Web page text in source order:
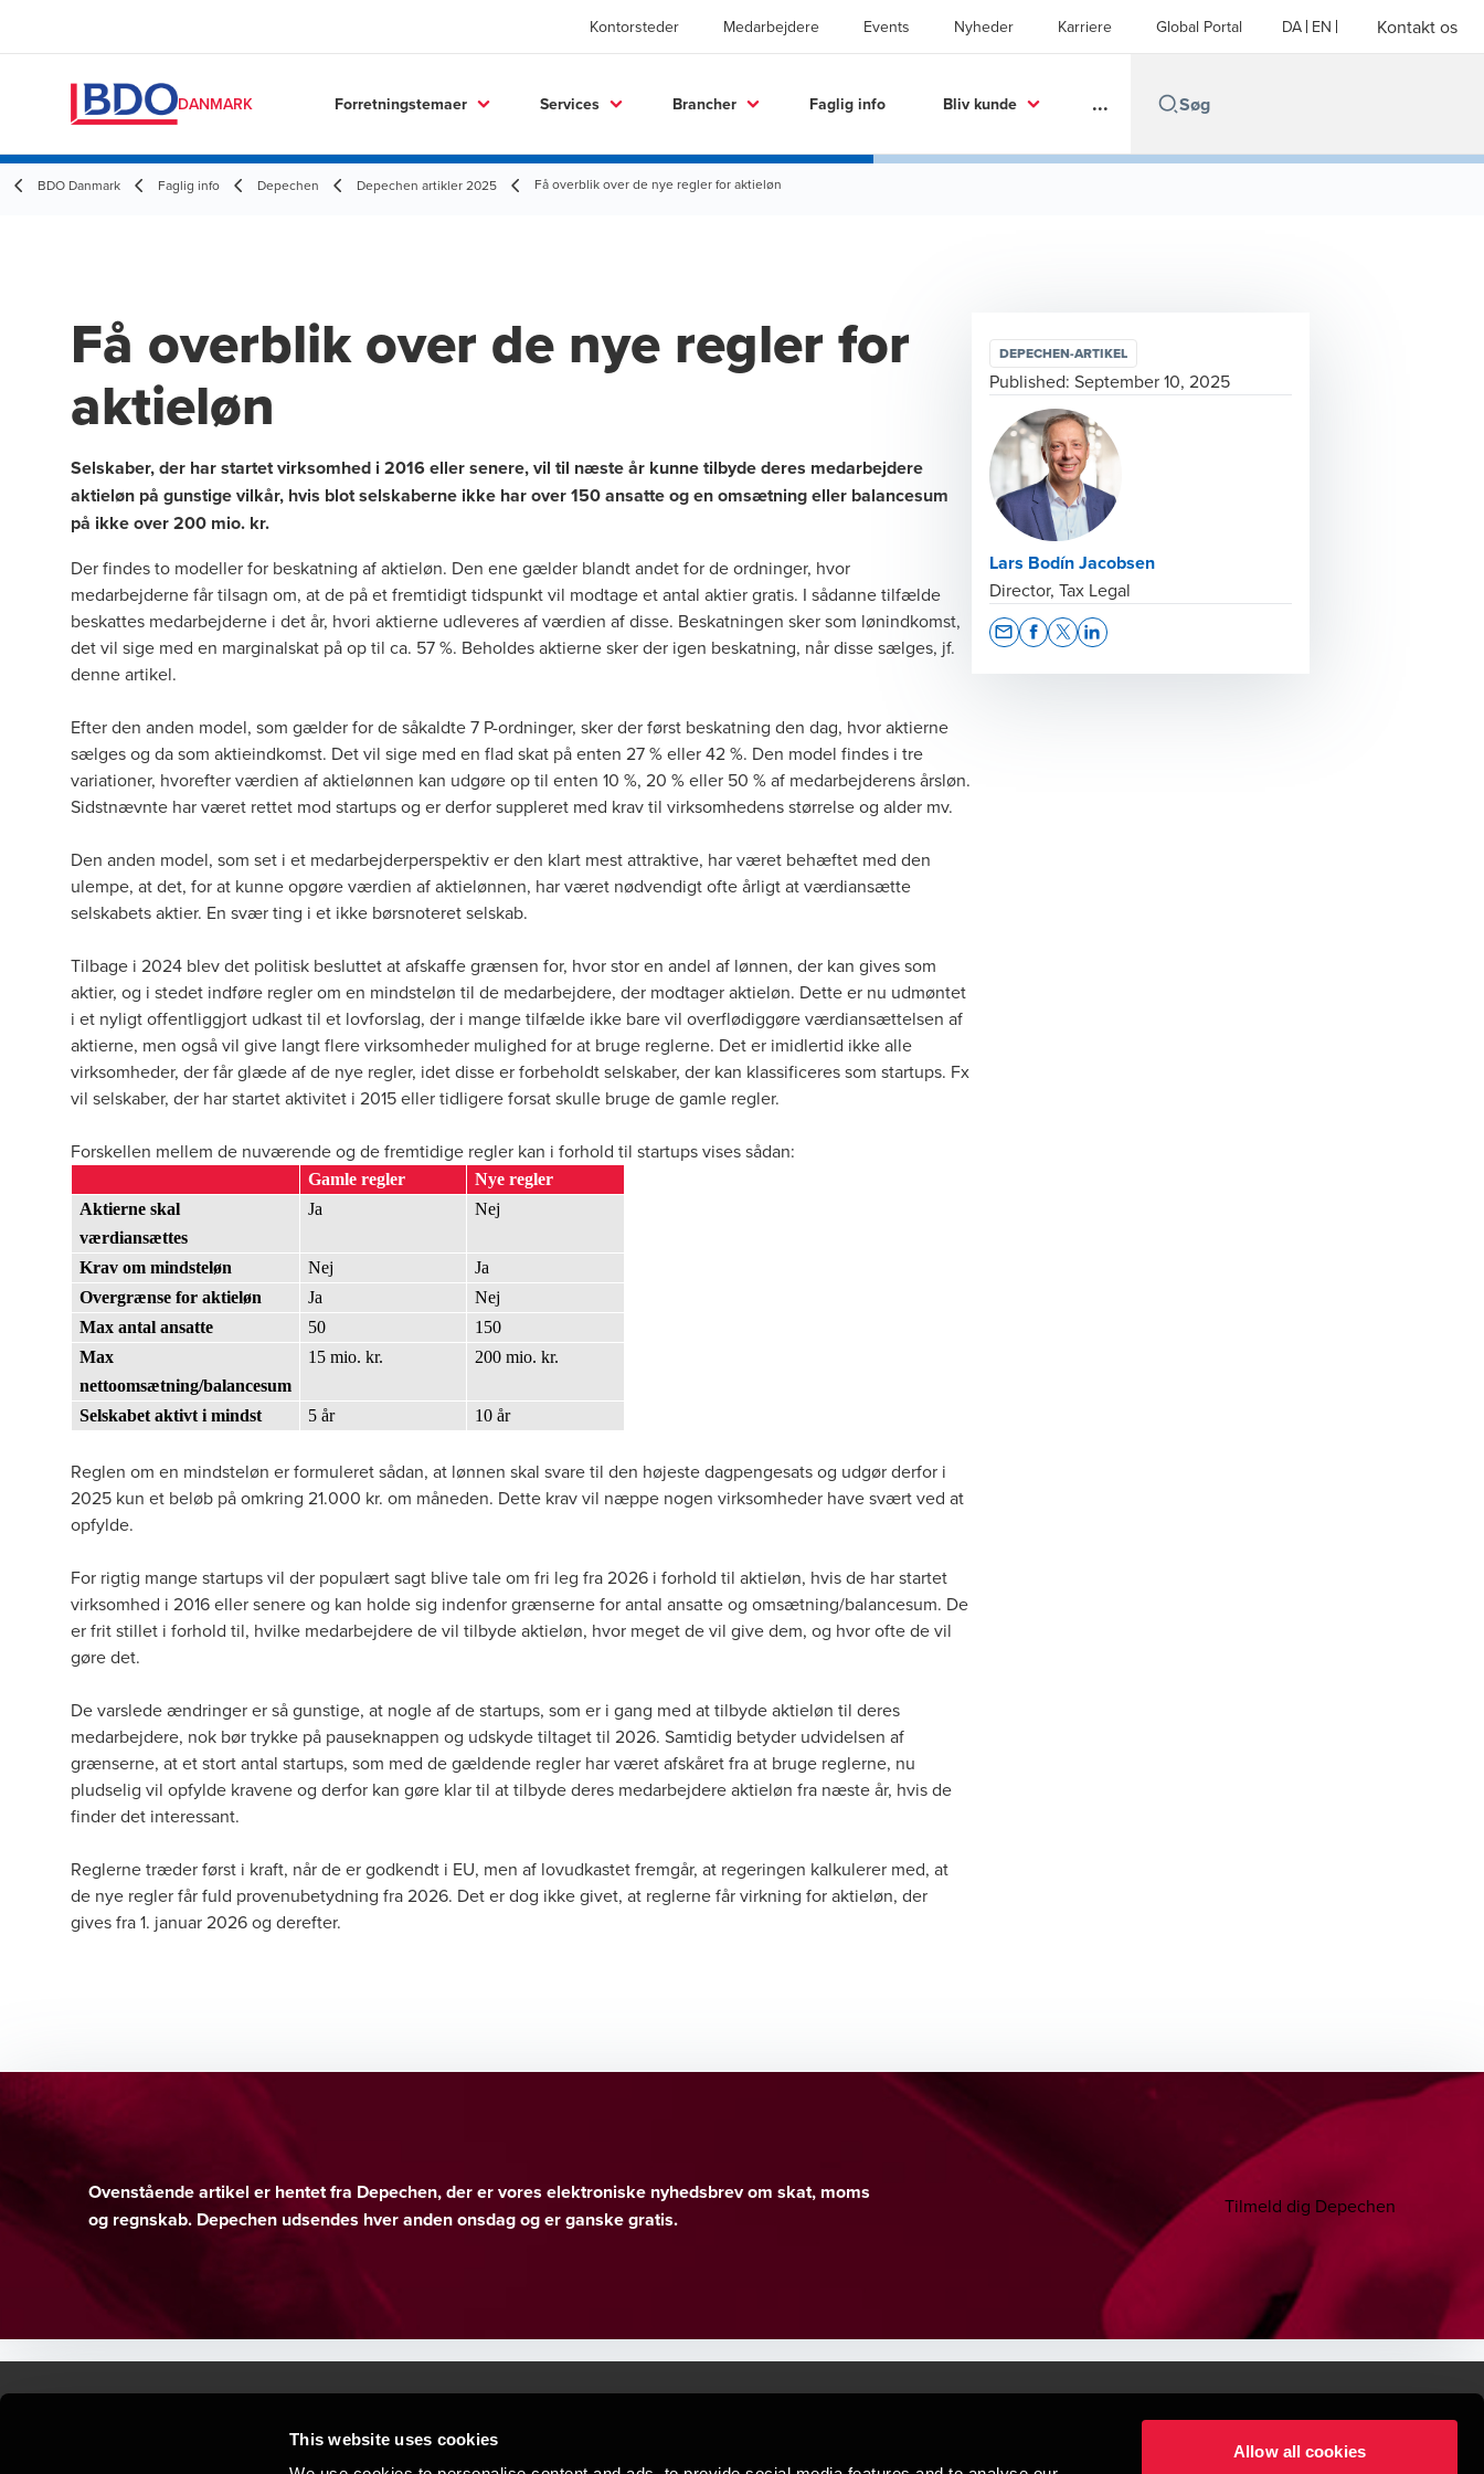
This website uses cookies
Allow all cookies
Kontorsteder Medarbejdere Events Nyheder Karriere Global Portal DA EN Kontakt os
DANMARK Forretningstemaer Services Brancher Faglig info Bliv kunde ...
BDO Danmark Faglig info Depechen Depechen artikler 2025 Få overblik over de nye regler for aktieløn
Få overblik over de nye regler for
aktieløn
Selskaber, der har startet virksomhed i 2016 eller senere, vil til næste år kunne tilbyde deres medarbejdere
aktieløn på gunstige vilkår, hvis blot selskaberne ikke har over 150 ansatte og en omsætning eller balancesum
på ikke over 200 mio. kr.
Der findes to modeller for beskatning af aktieløn. Den ene gælder blandt andet for de ordninger, hvor
medarbejderne får tilsagn om, at de på et fremtidigt tidspunkt vil modtage et antal aktier gratis. I sådanne tilfælde
beskattes medarbejderne i det år, hvori aktierne udleveres af værdien af disse. Beskatningen sker som lønindkomst,
det vil sige med en marginalskat på op til ca. 57 %. Beholdes aktierne sker der igen beskatning, når disse sælges, jf.
denne artikel.
Efter den anden model, som gælder for de såkaldte 7 P-ordninger, sker der først beskatning den dag, hvor aktierne
sælges og da som aktieindkomst. Det vil sige med en flad skat på enten 27 % eller 42 %. Den model findes i tre
variationer, hvorefter værdien af aktielønnen kan udgøre op til enten 10 %, 20 % eller 50 % af medarbejderens årsløn.
Sidstnævnte har været rettet mod startups og er derfor suppleret med krav til virksomhedens størrelse og alder mv.
Den anden model, som set i et medarbejderperspektiv er den klart mest attraktive, har været behæftet med den
ulempe, at det, for at kunne opgøre værdien af aktielønnen, har været nødvendigt ofte årligt at værdiansætte
selskabets aktier. En svær ting i et ikke børsnoteret selskab.
Tilbage i 2024 blev det politisk besluttet at afskaffe grænsen for, hvor stor en andel af lønnen, der kan gives som
aktier, og i stedet indføre regler om en mindsteløn til de medarbejdere, der modtager aktieløn. Dette er nu udmøntet
i et nyligt offentliggjort udkast til et lovforslag, der i mange tilfælde ikke bare vil overflødiggøre værdiansættelsen af
aktierne, men også vil give langt flere virksomheder mulighed for at bruge reglerne. Det er imidlertid ikke alle
virksomheder, der får glæde af de nye regler, idet disse er forbeholdt selskaber, der kan klassificeres som startups. Fx
vil selskaber, der har startet aktivitet i 2015 eller tidligere forsat skulle bruge de gamle regler.
Forskellen mellem de nuværende og de fremtidige regler kan i forhold til startups vises sådan:
Gamle regler
Nye regler
Aktierne skal
værdiansættes
Ja Nej
Krav om mindsteløn Nej
Ja
Overgrænse for aktieløn
Ja
Nej
Max antal ansatte
50
150
Max
nettoomsætning/balancesum
15 mio. kr. 200 mio. kr.
Selskabet aktivt i mindst 5 år 10 år
Reglen om en mindsteløn er formuleret sådan, at lønnen skal svare til den højeste dagpengesats og udgør derfor i
2025 kun et beløb på omkring 21.000 kr. om måneden. Dette krav vil næppe nogen virksomheder have svært ved at
opfylde.
For rigtig mange startups vil der populært sagt blive tale om fri leg fra 2026 i forhold til aktieløn, hvis de har startet
virksomhed i 2016 eller senere og kan holde sig indenfor grænserne for antal ansatte og omsætning/balancesum. De
er frit stillet i forhold til, hvilke medarbejdere de vil tilbyde aktieløn, hvor meget de vil give dem, og hvor ofte de vil
gøre det.
De varslede ændringer er så gunstige, at nogle af de startups, som er i gang med at tilbyde aktieløn til deres
medarbejdere, nok bør trykke på pauseknappen og udskyde tiltaget til 2026. Samtidig betyder udvidelsen af
grænserne, at et stort antal startups, som med de gældende regler har været afskåret fra at bruge reglerne, nu
pludselig vil opfylde kravene og derfor kan gøre klar til at tilbyde deres medarbejdere aktieløn fra næste år, hvis de
finder det interessant.
Reglerne træder først i kraft, når de er godkendt i EU, men af lovudkastet fremgår, at regeringen kalkulerer med, at
de nye regler får fuld provenubetydning fra 2026. Det er dog ikke givet, at reglerne får virkning for aktieløn, der
gives fra 1. januar 2026 og derefter.
DEPECHEN-ARTIKEL
Published: September 10, 2025
Lars Bodín Jacobsen
Director, Tax Legal
Ovenstående artikel er hentet fra Depechen, der er vores elektroniske nyhedsbrev om skat, moms
og regnskab. Depechen udsendes hver anden onsdag og er ganske gratis.
Tilmeld dig Depechen
Kontorsteder